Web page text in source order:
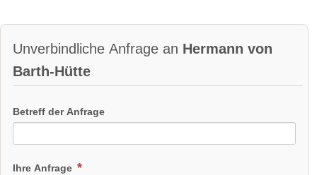
Unverbindliche Anfrage an Hermann von
Barth-Hütte
Betreff der Anfrage
Ihre Anfrage